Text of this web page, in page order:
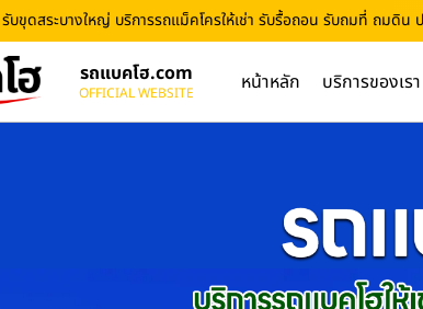
บขุดสระบางใหญ่ บริการรถแม็คโครให้เช่า รับรื้อถอน รับถมที่ ถมดิ
รถแบคโฮ.com
OFFICIAL WEBSITE หน้าหลัก บริการของเรา